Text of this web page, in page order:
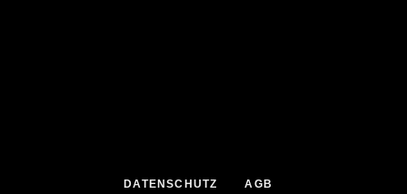
DATENSCHUTZ AGB